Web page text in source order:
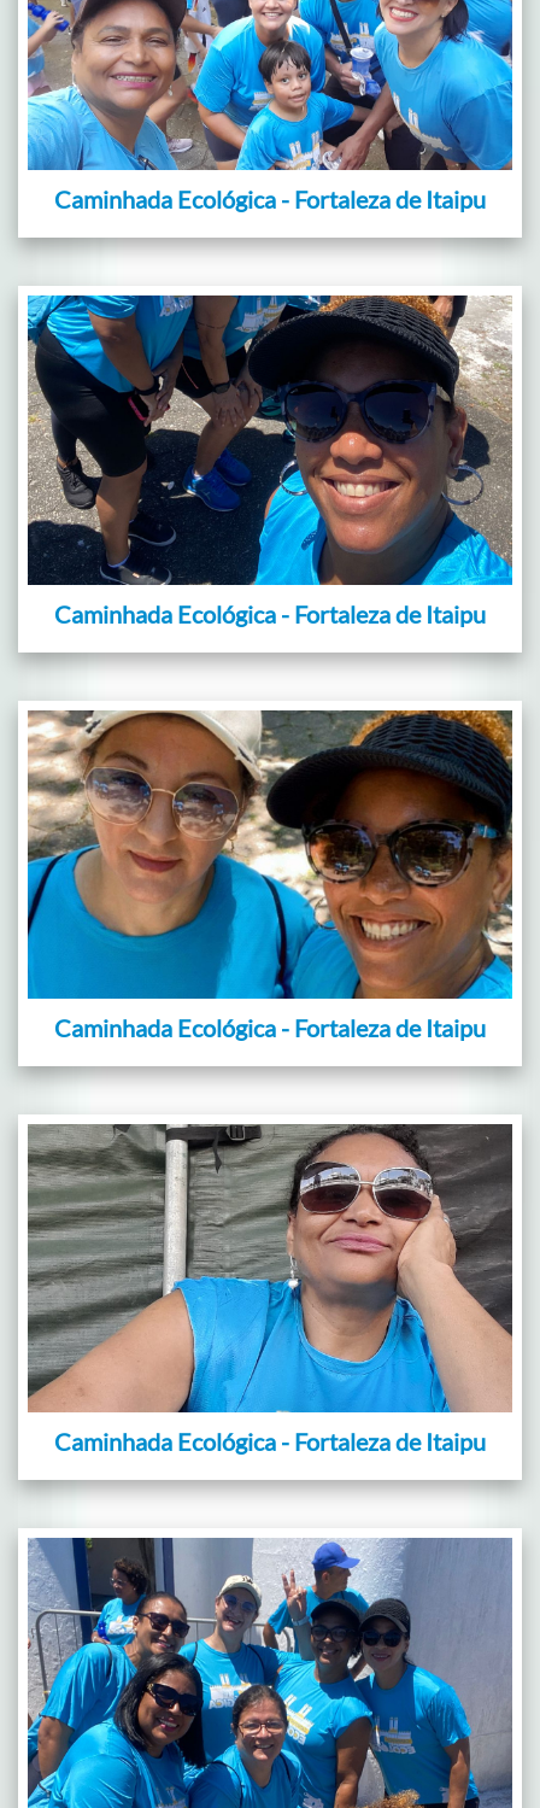
Caminhada Ecológica - Fortaleza de Itaipu
Caminhada Ecológica - Fortaleza de Itaipu
Caminhada Ecológica - Fortaleza de Itaipu
Caminhada Ecológica - Fortaleza de Itaipu